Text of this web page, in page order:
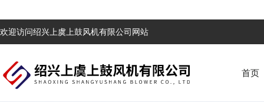
欢迎访问绍兴上虞上鼓风机有限公司网站
首页